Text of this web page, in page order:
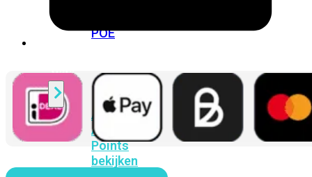
POE
WiFi
Alle
Access
Points
bekijken